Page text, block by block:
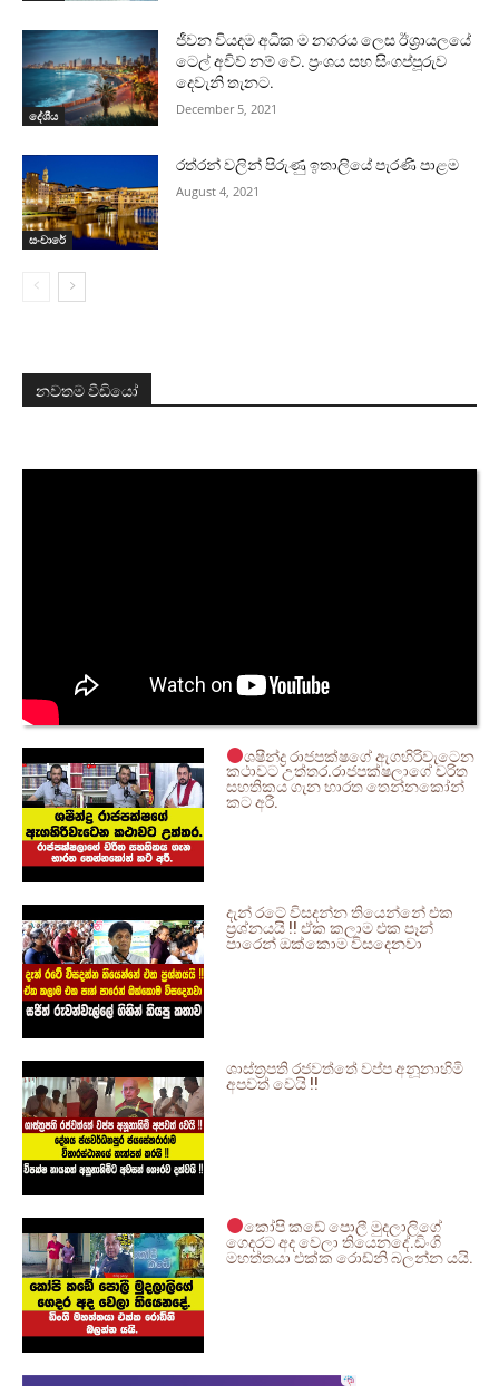
දේශීය
ජීවන වියදම අධික ම නගරය ලෙස ඊශ්‍රායලයේ
ටෙල් අවිව් නම් වේ. ප්‍රංශය සහ සිංගප්පූරුව
දෙවැනි තැනට.
December 5, 2021
සංචාරේ
රත්රන් වලින් පිරුණු ඉතාලියේ පැරණි පාළම
August 4, 2021
නවතම වීඩියෝ
ශෂීන්ද්‍ර රාජපක්ෂගේ ඇගහිරිවැටෙන
කථාවට උත්තර.රාජපක්ෂලාගේ චරිත
සහතිකය ගැන භාරත තෙන්නකෝන්
කට අරී.
දැන් රටේ විසදන්න තියෙන්නේ එක
ප්‍රශ්නයයි !! ඒක කලාම එක පෑන්
පාරෙන් ඔක්කොම විසදෙනවා
ශාස්ත්‍රපති රජවත්තේ වප්ප අනූනාහිමි
අපවත් වෙයි !!
කෝපි කඩේ පොලී මුදලාලිගේ
ගෙදරට අද වෙලා තියෙනදේ.ඩිංගි
මහත්තයා එක්ක රොඩ්නි බලන්න යයි.